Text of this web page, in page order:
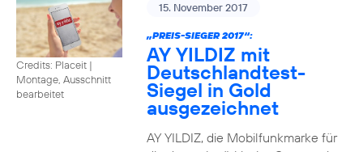
Credits: Placeit |
Montage, Ausschnitt
bearbeitet
15. November 2017
„PREIS-SIEGER 2017“:
AY YILDIZ mit
Deutschlandtest-
Siegel in Gold
ausgezeichnet
AY YILDIZ, die Mobilfunkmarke für